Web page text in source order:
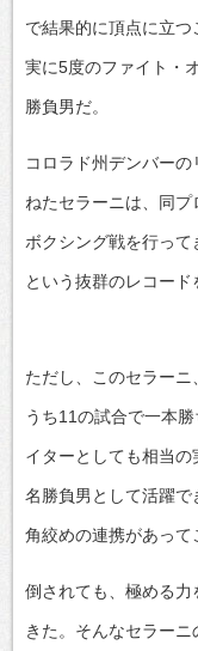
で結果的に頂点に立
実に5度のファイト・
勝負男だ。
コロラド州デンバー
ねたセラーニは、同
ボクシング戦を行っ
という抜群のレコード
ただし、このセラー
うち11の試合で一本
イターとしても相当
名勝負男として活躍
角絞めの連携があって
倒されても、極める
きた。そんなセラー